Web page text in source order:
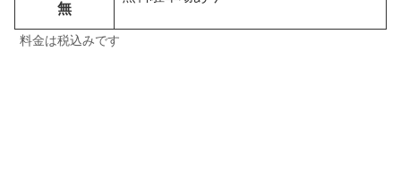
無
料金は税込みです